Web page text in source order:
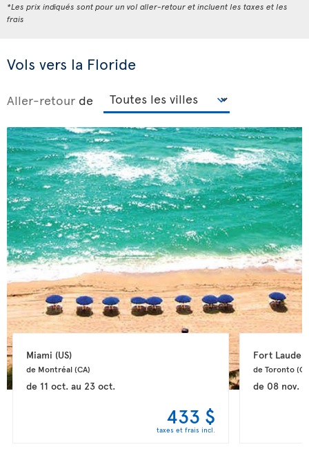
*Les prix indiqués sont pour un vol aller-retour et incluent les taxes et les
frais
Vols vers la Floride
Aller-retour de
Miami (US)
de Montréal (CA)
de 11 oct.au 23 oct.
433 $
taxes et frais incl.
Fort
de Toronto
de 08 nov.